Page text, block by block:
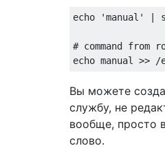
echo 'manual' |
# command from
Вы можете
службу, не
вообще, просто
слово.